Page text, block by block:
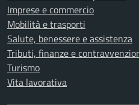
Imprese e commercio
Mobilità e trasporti
Salute, benessere e assistenza
Tributi, finanze e
Turismo
Vita lavorativa